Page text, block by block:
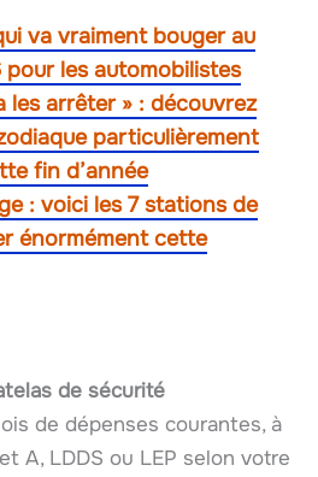
va vraiment bouger au
pour les automobilistes
les arrêter » : découvrez
particulièrement
fin d’année
: voici les 7 stations de
énormément cette
de sécurité
de dépenses courantes, à
A, LDDS ou LEP selon votre